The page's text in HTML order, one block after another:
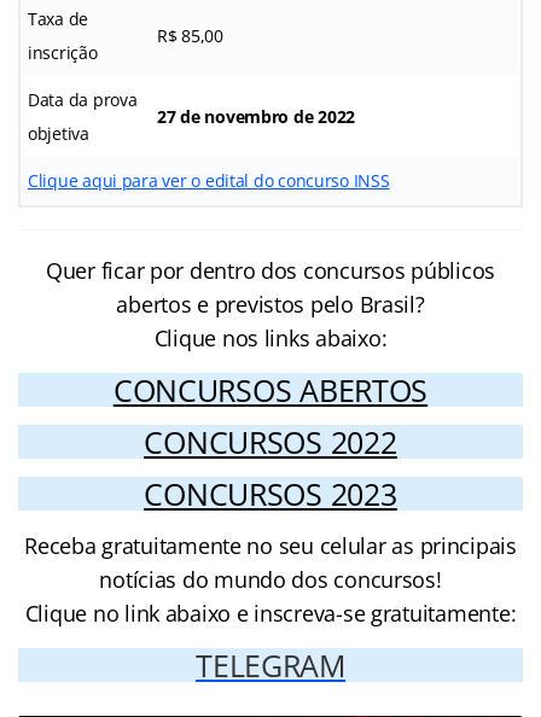
Taxa de
inscrição
R$ 85,00
Data da prova
objetiva
27 de novembro de 2022
Clique aqui para ver o edital do concurso INSS
Quer ficar por dentro dos concursos públicos
abertos e previstos pelo Brasil?
Clique nos links abaixo:
CONCURSOS ABERTOS
CONCURSOS 2022
CONCURSOS 2023
Receba gratuitamente no seu celular as principais
notícias do mundo dos concursos!
Clique no link abaixo e inscreva-se gratuitamente:
TELEGRAM